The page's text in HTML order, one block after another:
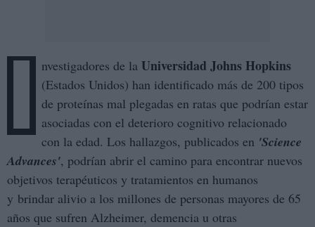
I nvestigadores de la Universidad Johns Hopkins
(Estados Unidos) han identificado más de 200 tipos
de proteínas mal plegadas en ratas que podrían estar
asociadas con el deterioro cognitivo relacionado
con la edad. Los hallazgos, publicados en 'Science
Advances', podrían abrir el camino para encontrar nuevos
objetivos terapéuticos y tratamientos en humanos
y brindar alivio a los millones de personas mayores de 65
años que sufren Alzheimer, demencia u otras